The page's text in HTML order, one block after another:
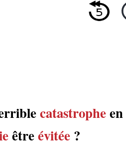
catastropheen
êtreévitée ?